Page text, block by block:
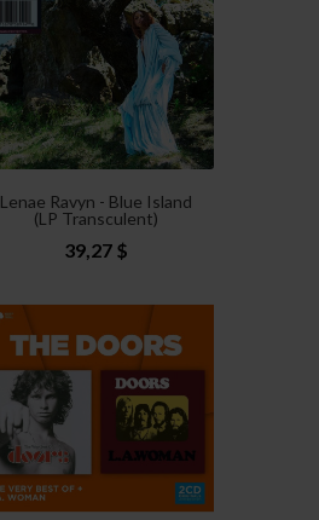
Lenae Ravyn - Blue Island
(LP Transculent)
39,27 $